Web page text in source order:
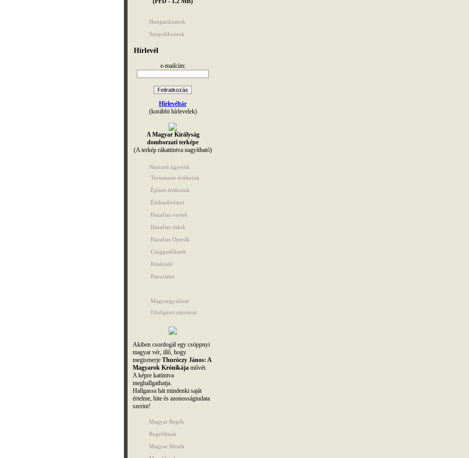
Hungarikumok
Szegedikumok
Hírlevél
e-mailcím:
Hírlevéltár
(korábbi hírlevelek)
A Magyar Királyság
domborzati terképe
(A terkép rákattintva nagyítható)
Nemzeti ügyeink
Természeti értékeink
Épített értékeink
Étökművészet
Hazafias versek
Hazafias dalok
Hazafias Operák
Csüggedőknek
Kitekintő
Panoráma
Magyargyalázat
Elhallgatott népírtások
Akiben csordogál egy csöppnyi
magyar vér, illő, hogy
megismerje Thuróczy János: A
Magyarok Krónikájaművét.
A képre kattintva
meghallgathatja.
Hallgassa hát mindenki saját
értelme, hite és azonosságtudata
szerint!
Magyar Regék
Regefilmek
Magyar Mesék